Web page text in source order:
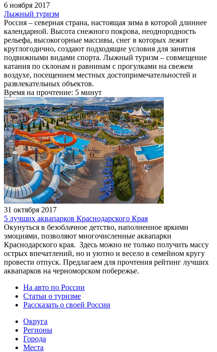
6 ноября 2017
Лыжный туризм
Россия – северная страна, настоящая зима в которой длиннее
календарной. Высота снежного покрова, неоднородность
рельефа, высокогорные массивы, снег в которых лежит
круглогодично, создают подходящие условия для занятия
подвижными видами спорта. Лыжный туризм – совмещение
катания по склонам и равнинам с прогулками на свежем
воздухе, посещением местных достопримечательностей и
развлекательных объектов.
Время на прочтение: 5 минут
31 октября 2017
5 лучших аквапарков Краснодарского Края
Окунуться в безоблачное детство, наполненное яркими
эмоциями, позволяют многочисленные аквапарки
Краснодарского края. Здесь можно не только получить массу
острых впечатлений, но и уютно и весело в семейном кругу
провести отпуск. Предлагаем для прочтения рейтинг лучших
аквапарков на черноморском побережье.
На авто по России
Статьи о туризме
Рассказать о своей России
Округа
Регионы
Города
Места